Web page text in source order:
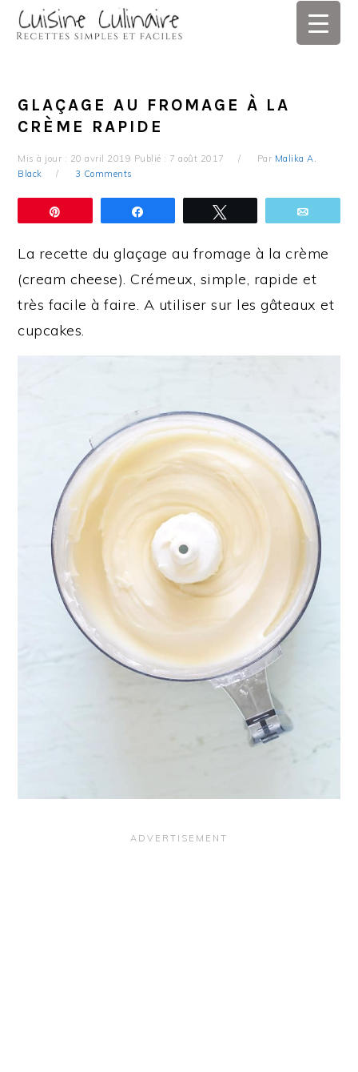
Skip
Skip
Skip
Skip
GLAÇAGE AU FROMAGE À LA
CRÈME RAPIDE
Mis à jour : 20 avril 2019 Publié : 7 août 2017 Par Malika A.
Black
3 Comments
La recette du glaçage au fromage à la crème
(cream cheese). Crémeux, simple, rapide et
très facile à faire. A utiliser sur les gâteaux et
cupcakes.